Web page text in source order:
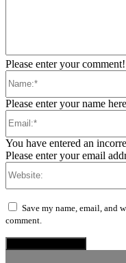
Please enter your comment!
Please enter your name here
You have entered an
Please enter your email
Save my name, email, and
comment.